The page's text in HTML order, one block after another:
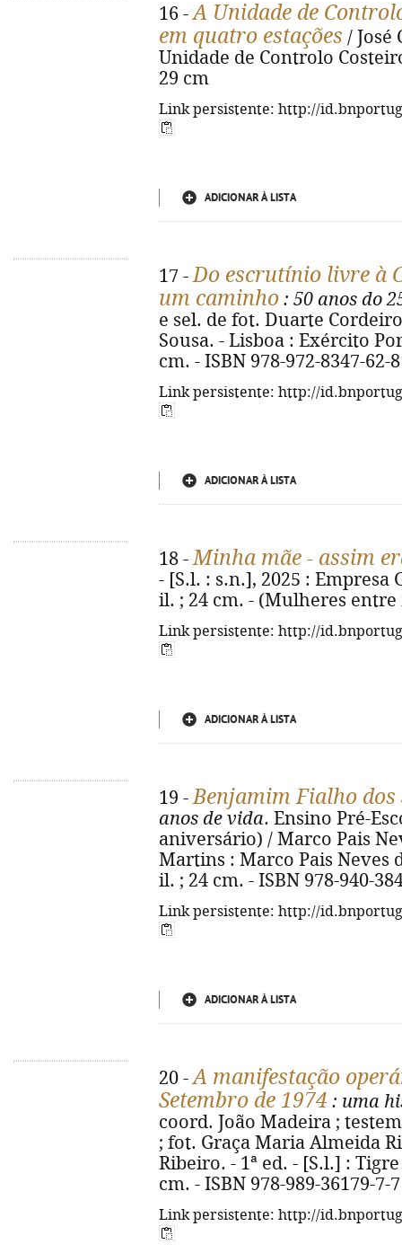
16 -A Unidade de
em quatro estações / José
Unidade de Controlo
29 cm
Link persistente: http://
ADICIONAR À LISTA
17 -Do escrutínio livre à
um caminho : 50 anos do
e sel. de fot. Duarte
Sousa. - Lisboa : Exército
cm. - ISBN 978-972-8347-62-8
Link persistente: http://
ADICIONAR À LISTA
18 -Minha mãe - assim
- [S.l. : s.n.], 2025 : Empresa
il. ; 24 cm. - (Mulheres
Link persistente: http://
ADICIONAR À LISTA
19 -Benjamim Fialho dos
anos de vida. Ensino Pré-
aniversário) / Marco Pais
Martins : Marco Pais Neves
il. ; 24 cm. - ISBN 978-940-
Link persistente: http://
ADICIONAR À LISTA
20 -A manifestação
Setembro de 1974 : uma
coord. João Madeira ;
; fot. Graça Maria Almeida
Ribeiro. - 1ª ed. - [S.l.] :
cm. - ISBN 978-989-36179-7-7
Link persistente: http://